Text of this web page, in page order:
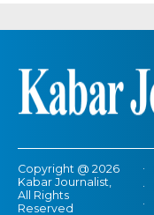
Copyright @ 2026
Kabar Journalist,
All Rights
Reserved